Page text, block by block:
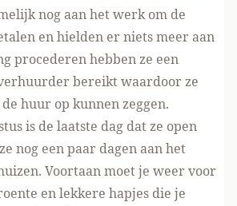
nog aan het werk om de
en hielden er niets meer aan
procederen hebben ze een
bereikt waardoor ze
huur op kunnen zeggen.
is de laatste dag dat ze open
nog een paar dagen aan het
Voortaan moet je weer voor
en lekkere hapjes die je